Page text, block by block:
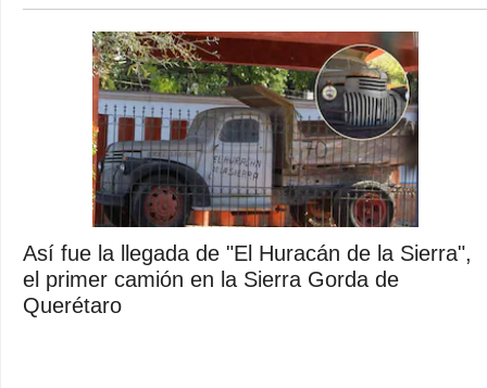
Así fue la llegada de "El Huracán de la Sierra",
el primer camión en la Sierra Gorda de
Querétaro